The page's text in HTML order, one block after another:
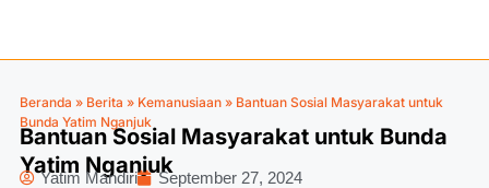
Beranda » Berita » Kemanusiaan » Bantuan Sosial Masyarakat untuk
Bunda Yatim Nganjuk
Bantuan Sosial Masyarakat untuk Bunda
Yatim Nganjuk
Yatim Mandiri September 27, 2024